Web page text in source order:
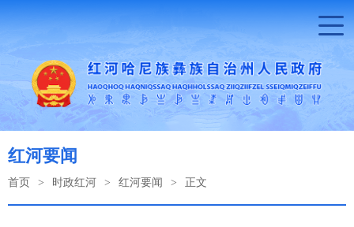
红河要闻
首页 > 时政红河 > 红河要闻 > 正文